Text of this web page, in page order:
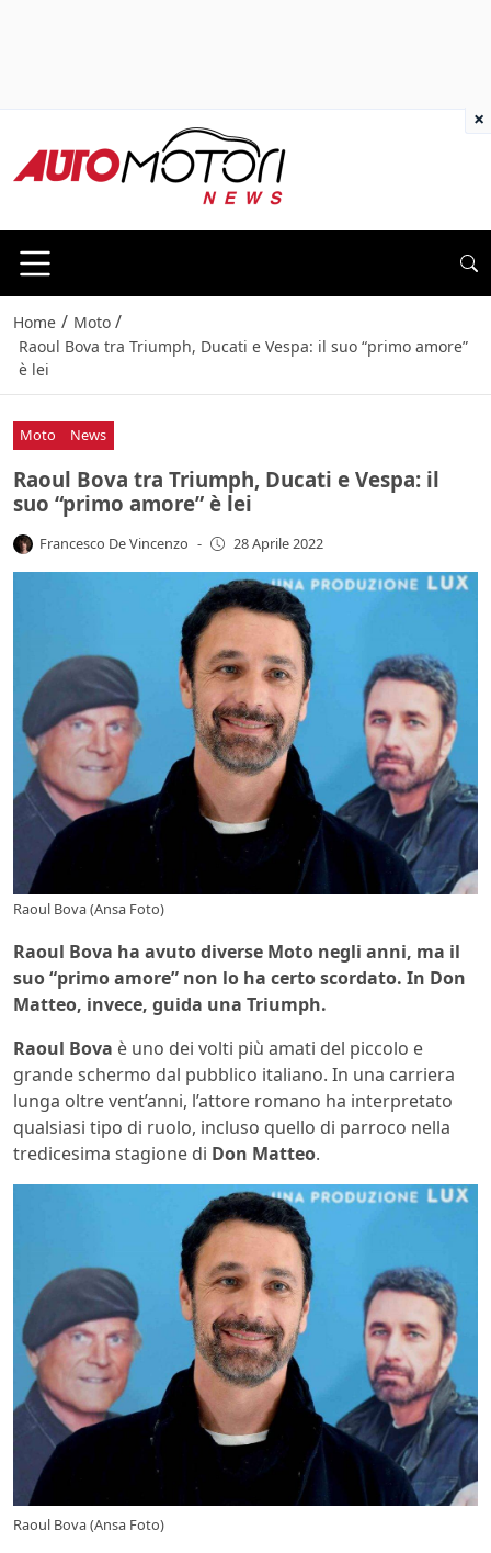
Home / Moto /
Raoul Bova tra Triumph, Ducati e Vespa: il suo “primo amore”
è lei
Moto News
Raoul Bova tra Triumph, Ducati e Vespa: il
suo “primo amore” è lei
Francesco De Vincenzo - 28 Aprile 2022
Raoul Bova (Ansa Foto)
Raoul Bova ha avuto diverse Moto negli anni, ma il
suo “primo amore” non lo ha certo scordato. In Don
Matteo, invece, guida una Triumph.
Raoul Bova è uno dei volti più amati del piccolo e
grande schermo dal pubblico italiano. In una carriera
lunga oltre vent’anni, l’attore romano ha interpretato
qualsiasi tipo di ruolo, incluso quello di parroco nella
tredicesima stagione di Don Matteo.
Raoul Bova (Ansa Foto)
×